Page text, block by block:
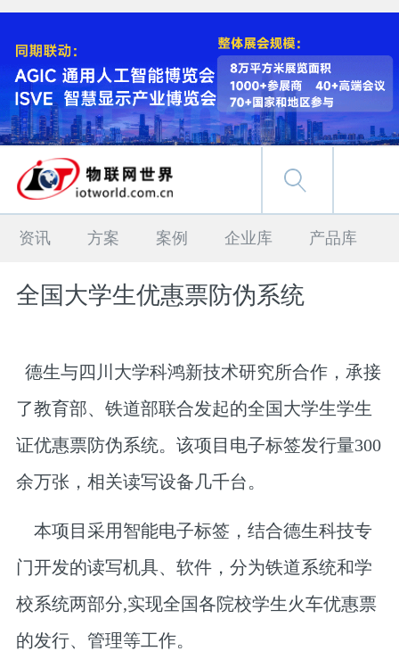
资讯 方案 案例 企业库 产品库
全国大学生优惠票防伪系统
德生与四川大学科鸿新技术研究所合作，承接
了教育部、铁道部联合发起的全国大学生学生
证优惠票防伪系统。该项目电子标签发行量300
余万张，相关读写设备几千台。
本项目采用智能电子标签，结合德生科技专
门开发的读写机具、软件，分为铁道系统和学
校系统两部分,实现全国各院校学生火车优惠票
的发行、管理等工作。